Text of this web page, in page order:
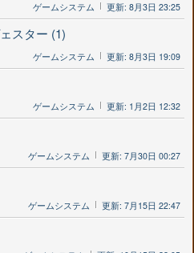
ゲームシステム 更新: 8月3日 23:25
スター (1)
ゲームシステム 更新: 8月3日 19:09
ゲームシステム 更新: 1月2日 12:32
ゲームシステム 更新: 7月30日 00:27
ゲームシステム 更新: 7月15日 22:47